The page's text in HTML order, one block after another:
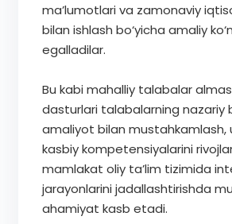
ma’lumotlari va zamonaviy
bilan ishlash bo‘yicha amaliy
egalladilar.
Bu kabi mahalliy talabalar
dasturlari talabalarning nazariy
amaliyot bilan mustahkamlash,
kasbiy kompetensiyalarini
mamlakat oliy ta’lim tizimida
jarayonlarini jadallashtirishda
ahamiyat kasb etadi.